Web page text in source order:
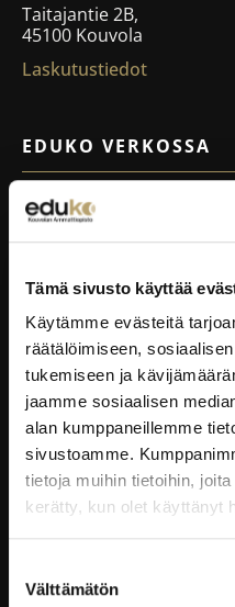
Tämä sivusto käyttää
Käytämme evästeitä
räätälöimiseen,
tukemiseen ja
jaamme sosiaalisen
alan kumppaneillemme
sivustoamme.
tietoja muihin tietoihin,
kerätty, kun olet käyttänyt
valinta
Välttämätön
Taitajantie 2B,
45100 Kouvola
Laskutustiedot
EDUKO VERKOSSA
Wilma
MyEdu
Ruokapaikka.fi
EduCafé
Ruokalistat
Kokous-, koulutus- ja